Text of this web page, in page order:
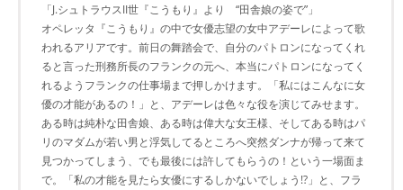
「J.シュトラウスII世『こうもり』より “田舎娘の姿で”」
オペレッタ『こうもり』の中で女優志望の女中アデーレによって歌
われるアリアです。前日の舞踏会で、自分のパトロンになってくれ
ると言った刑務所長のフランクの元へ、本当にパトロンになってく
れるようフランクの仕事場まで押しかけます。「私にはこんなに女
優の才能があるの！」と、アデーレは色々な役を演じてみせます。
ある時は純朴な田舎娘、ある時は偉大な女王様、そしてある時はパ
リのマダムが若い男と浮気してるところへ突然ダンナが帰って来て
見つかってしまう、でも最後には許してもらうの！という一場面ま
で。「私の才能を見たら女優にするしかないでしょう!?」と、フラ